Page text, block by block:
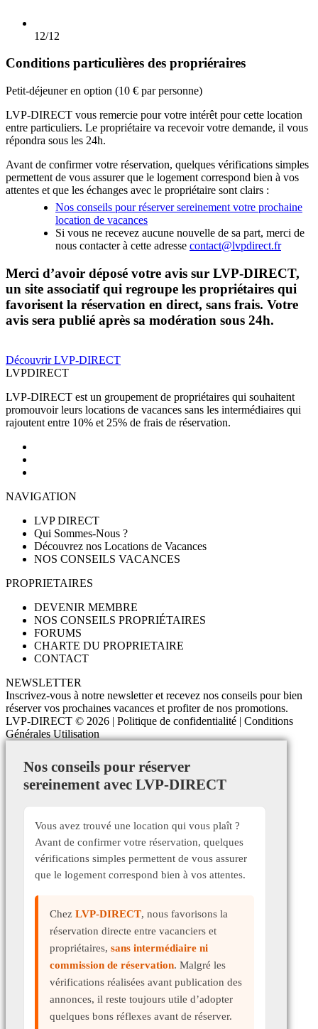
12/12
Conditions particulières des propriéraires
Petit-déjeuner en option (10 € par personne)
LVP-DIRECT vous remercie pour votre intérêt pour cette location
entre particuliers. Le propriétaire va recevoir votre demande, il vous
répondra sous les 24h.
Avant de confirmer votre réservation, quelques vérifications simples
permettent de vous assurer que le logement correspond bien à vos
attentes et que les échanges avec le propriétaire sont clairs :
Nos conseils pour réserver sereinement votre prochaine
location de vacances
Si vous ne recevez aucune nouvelle de sa part, merci de
nous contacter à cette adresse contact@lvpdirect.fr
Merci d’avoir déposé votre avis sur LVP-DIRECT,
un site associatif qui regroupe les propriétaires qui
favorisent la réservation en direct, sans frais. Votre
avis sera publié après sa modération sous 24h.
Découvrir LVP-DIRECT
LVPDIRECT
LVP-DIRECT est un groupement de propriétaires qui souhaitent
promouvoir leurs locations de vacances sans les intermédiaires qui
rajoutent entre 10% et 25% de frais de réservation.
NAVIGATION
LVP DIRECT
Qui Sommes-Nous ?
Découvrez nos Locations de Vacances
NOS CONSEILS VACANCES
PROPRIETAIRES
DEVENIR MEMBRE
NOS CONSEILS PROPRIÉTAIRES
FORUMS
CHARTE DU PROPRIETAIRE
CONTACT
NEWSLETTER
Inscrivez-vous à notre newsletter et recevez nos conseils pour bien
réserver vos prochaines vacances et profiter de nos promotions.
LVP-DIRECT © 2026 | Politique de confidentialité | Conditions
Générales Utilisation
Nos conseils pour réserver
sereinement avec LVP-DIRECT
Vous avez trouvé une location qui vous plaît ?
Avant de confirmer votre réservation, quelques
vérifications simples permettent de vous assurer
que le logement correspond bien à vos attentes.
Chez LVP-DIRECT, nous favorisons la
réservation directe entre vacanciers et
propriétaires, sans intermédiaire ni
commission de réservation. Malgré les
vérifications réalisées avant publication des
annonces, il reste toujours utile d’adopter
quelques bons réflexes avant de réserver.